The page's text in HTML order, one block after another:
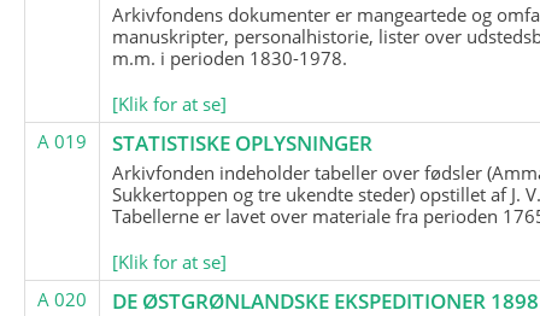
Arkivfondens dokumenter er mangeartede og
manuskripter, personalhistorie, lister over
m.m. i perioden 1830-1978.
[Klik for at se]
A 019
STATISTISKE OPLYSNINGER
Arkivfonden indeholder tabeller over fødsler
Sukkertoppen og tre ukendte steder) opstillet af J.
Tabellerne er lavet over materiale fra perioden
[Klik for at se]
A 020
DE ØSTGRØNLANDSKE EKSPEDITIONER